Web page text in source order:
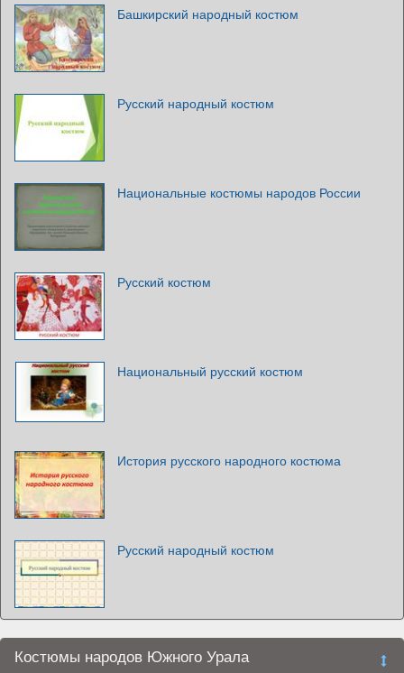
Башкирский народный костюм
Русский народный костюм
Национальные костюмы народов России
Русский костюм
Национальный русский костюм
История русского народного костюма
Русский народный костюм
Костюмы народов Южного Урала